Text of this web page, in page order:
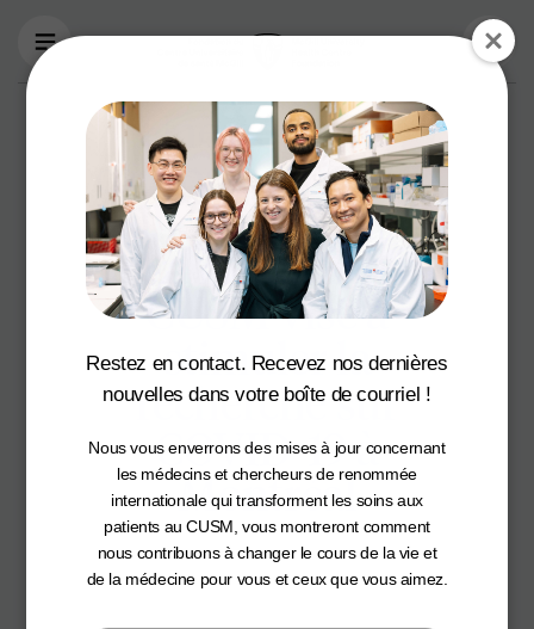
Aller au contenu principal
Une nouvelle
campagne de 200
millions de dollars
de La fondation du
CUSM vise à
stimuler la
recherche sur
COVID-19 à
Montréal
Restez en contact. Recevez nos dernières
nouvelles dans votre boîte de courriel !
Nous vous enverrons des mises à jour concernant
les médecins et chercheurs de renommée
internationale qui transforment les soins aux
patients au CUSM, vous montreront comment
nous contribuons à changer le cours de la vie et
de la médecine pour vous et ceux que vous aimez.